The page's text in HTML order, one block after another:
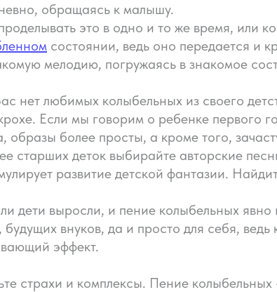
обращаясь к малышу.
это в одно и то же время, или
состоянии, ведь оно передается и
мелодию, погружаясь в знакомое
нет любимых колыбельных из своего
Если мы говорим о ребенке первого
образы более просты, а кроме того,
старших деток выбирайте авторские
развитие детской фантазии.
дети выросли, и пение колыбельных явно
будущих внуков, да и просто для себя,
эффект.
страхи и комплексы. Пение